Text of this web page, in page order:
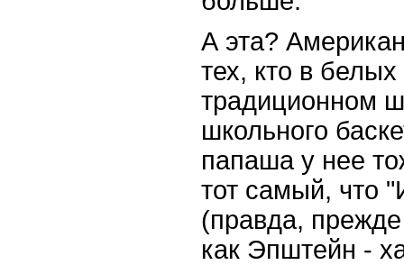
А эта?
тех, кто в белых
традиционном
школьного
папаша у нее
тот самый, что
(правда,
как Эпштейн -